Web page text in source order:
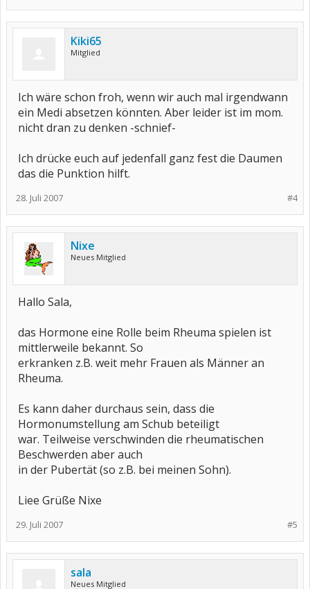
Kiki65
Mitglied
Ich wäre schon froh, wenn wir auch mal irgendwann
ein Medi absetzen könnten. Aber leider ist im mom.
nicht dran zu denken -schnief-
Ich drücke euch auf jedenfall ganz fest die Daumen
das die Punktion hilft.
#4
28. Juli 2007
Nixe
Neues Mitglied
Hallo Sala,
das Hormone eine Rolle beim Rheuma spielen ist
mittlerweile bekannt. So
erkranken z.B. weit mehr Frauen als Männer an
Rheuma.
Es kann daher durchaus sein, dass die
Hormonumstellung am Schub beteiligt
war. Teilweise verschwinden die rheumatischen
Beschwerden aber auch
in der Pubertät (so z.B. bei meinen Sohn).
Liee Grüße Nixe
#5
29. Juli 2007
sala
Neues Mitglied